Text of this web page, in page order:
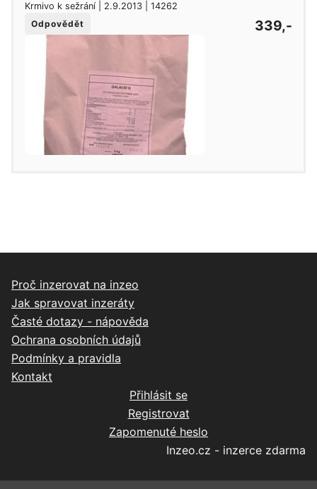
Krmivo k sežrání | 2.9.2013 | 14262
Odpovědět
339,-
Proč inzerovat na inzeo
Jak spravovat inzeráty
Časté dotazy - nápověda
Ochrana osobních údajů
Podmínky a pravidla
Kontakt
Přihlásit se
Registrovat
Zapomenuté heslo
Inzeo.cz - inzerce zdarma